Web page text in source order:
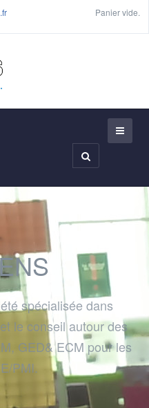
Panier vide.
spécialisée dans
le conseil autour des
GED& ECM pour les
PMI.